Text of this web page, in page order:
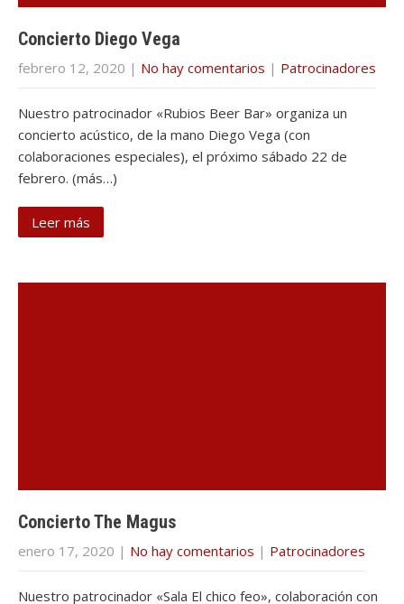
Concierto Diego Vega
febrero 12, 2020 | No hay comentarios | Patrocinadores
Nuestro patrocinador «Rubios Beer Bar» organiza un
concierto acústico, de la mano Diego Vega (con
colaboraciones especiales), el próximo sábado 22 de
febrero. (más…)
Leer más
Concierto The Magus
enero 17, 2020 | No hay comentarios | Patrocinadores
Nuestro patrocinador «Sala El chico feo», colaboración con